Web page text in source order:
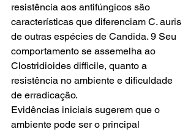
resistência aos antifúngicos são
características que diferenciam C. auris
de outras espécies de Candida. 9 Seu
comportamento se assemelha ao
Clostridioides difficile, quanto a
resistência no ambiente e dificuldade
de erradicação.
Evidências iniciais sugerem que o
ambiente pode ser o principal